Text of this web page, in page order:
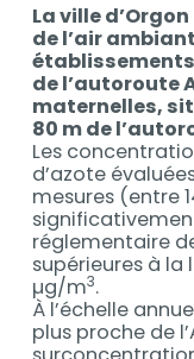
Description
La ville
de l’air
de l’autoroute
maternelles,
80 m de
Les
d’azote
mesures (entre
réglementaire
supérieures à la
µg/m3.
À l’échelle
plus proche de